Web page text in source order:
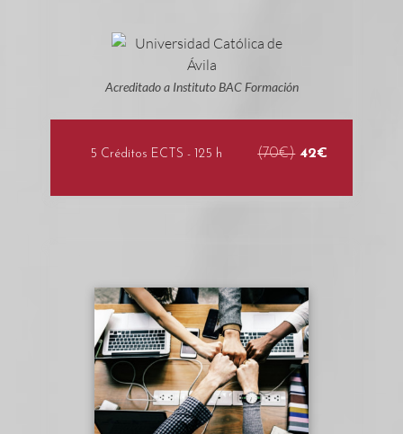
Acreditado a Instituto BAC Formación
5 Créditos ECTS - 125 h (70€) 42€